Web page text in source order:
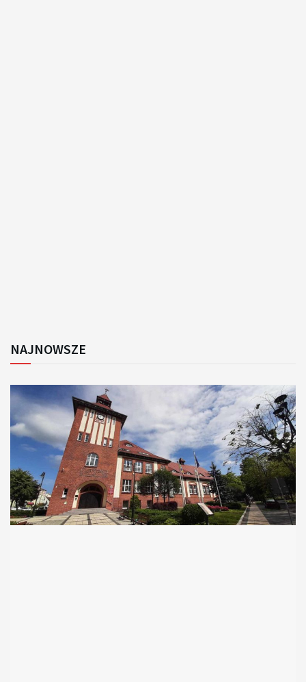
NAJNOWSZE